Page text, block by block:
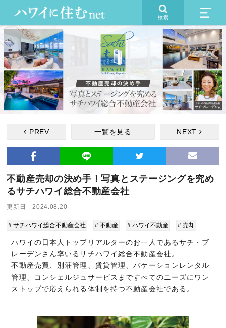
検索
PREV 一覧を見る NEXT
不動産売却の決め手！写真とステージングを究め
るサチハワイ総合不動産会社
更新日 2024.08.20
# サチハワイ総合不動産会社 # 不動産 # ハワイ不動産 # 売却
ハワイの日本人トップリアルターのお一人であるサチ・ブ
レーデンさん率いるサチハワイ総合不動産会社。
不動産売買、別荘管理、賃貸管理、バケーションレンタル
管理、コンシェルジュサービスまですべてのニーズにワン
ストップで応えられる体制を持つ不動産会社である。